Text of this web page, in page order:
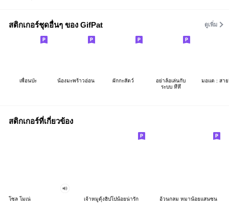
สติกเกอร์ชุดอื่นๆ ของ GifPat ดูเพิ่ม
เพื่อนป่ะ น้องมะพร้าวอ่อน ผักกะสัตว์
อย่าล้อเล่นกับ
ระบบ หึหึ
มอแต : สา
สติกเกอร์ที่เกี่ยวข้อง
โซล โมเน่ เจ้าหมูดุ้งฮิปโปน้อยน่ารัก อ้วนกลม หมาน้อยแสนซน